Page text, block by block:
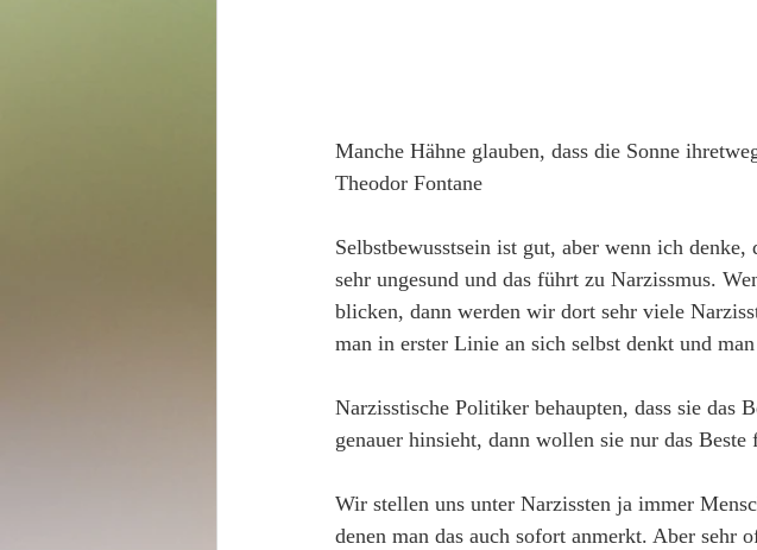
Manche Hähne glauben, dass die Sonne
Theodor Fontane
Selbstbewusstsein ist gut, aber wenn ich
sehr ungesund und das führt zu Narzissmus.
blicken, dann werden wir dort sehr viele
man in erster Linie an sich selbst denkt und
Narzisstische Politiker behaupten, dass sie das
genauer hinsieht, dann wollen sie nur das Beste
Wir stellen uns unter Narzissten ja immer
denen man das auch sofort anmerkt. Aber sehr